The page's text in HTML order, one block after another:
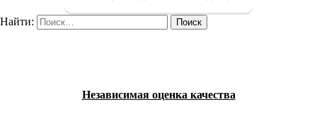
Найти:
Независимая оценка качества